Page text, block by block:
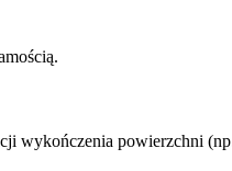
wykończenia powierzchni